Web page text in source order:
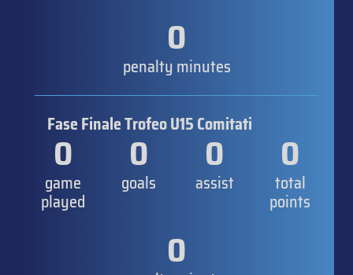
0
penalty minutes
Fase Finale Trofeo U15 Comitati
0
game
played
0
goals
0
assist
0
total
points
0